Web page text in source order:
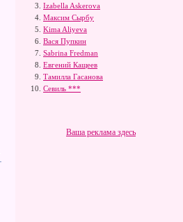
Izabella Askerova
Максим Сырбу
Kima Aliyeva
Вася Пупкин
Sabrina Fredman
Евгений Кащеев
Тамилла Гасанова
Севиль ***
Ваша реклама здесь